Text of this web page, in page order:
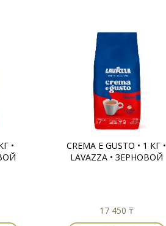
•
CREMA E GUSTO • 1 КГ •
LAVAZZA • ЗЕРНОВОЙ
17 450 ₸